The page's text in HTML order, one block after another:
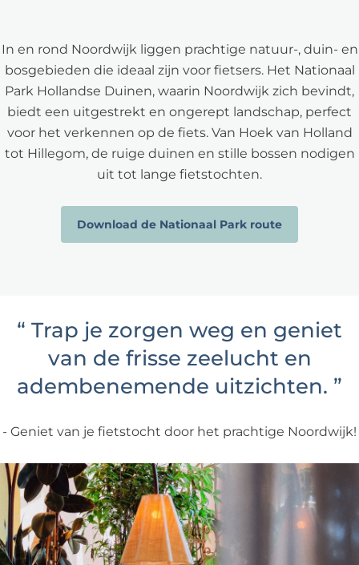
In en rond Noordwijk liggen prachtige natuur-, duin- en
bosgebieden die ideaal zijn voor fietsers. Het Nationaal
Park Hollandse Duinen, waarin Noordwijk zich bevindt,
biedt een uitgestrekt en ongerept landschap, perfect
voor het verkennen op de fiets. Van Hoek van Holland
tot Hillegom, de ruige duinen en stille bossen nodigen
uit tot lange fietstochten.
Download de Nationaal Park route
“ Trap je zorgen weg en geniet
van de frisse zeelucht en
adembenemende uitzichten. ”
Geniet van je fietstocht door het prachtige Noordwijk!